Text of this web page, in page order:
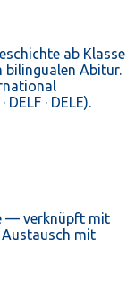
ab Klasse
Abitur.
· DELE).
— verknüpft mit
mit